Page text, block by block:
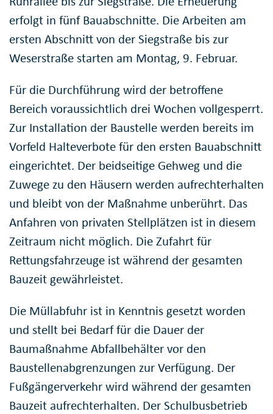
erfolgt in fünf Bauabschnitte. Die Arbeiten am
ersten Abschnitt von der Siegstraße bis zur
Weserstraße starten am Montag, 9. Februar.
Für die Durchführung wird der betroffene
Bereich voraussichtlich drei Wochen vollgesperrt.
Zur Installation der Baustelle werden bereits im
Vorfeld Halteverbote für den ersten Bauabschnitt
eingerichtet. Der beidseitige Gehweg und die
Zuwege zu den Häusern werden aufrechterhalten
und bleibt von der Maßnahme unberührt. Das
Anfahren von privaten Stellplätzen ist in diesem
Zeitraum nicht möglich. Die Zufahrt für
Rettungsfahrzeuge ist während der gesamten
Bauzeit gewährleistet.
Die Müllabfuhr ist in Kenntnis gesetzt worden
und stellt bei Bedarf für die Dauer der
Baumaßnahme Abfallbehälter vor den
Baustellenabgrenzungen zur Verfügung. Der
Fußgängerverkehr wird während der gesamten
Bauzeit aufrechterhalten. Der Schulbusbetrieb